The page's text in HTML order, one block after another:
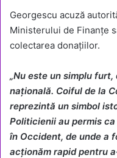
Georgescu acuză
Ministerului de Finanțe
colectarea donațiilor.
„Nu este un simplu
națională. Coiful de la
reprezintă un simbol
Politicienii au permis
în Occident, de unde a
acționăm rapid pentru